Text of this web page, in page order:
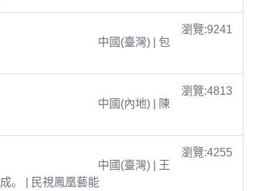
瀏覽:9241
中國(臺灣) | 包
瀏覽:4813
中國(內地) | 陳
瀏覽:4255
中國(臺灣) | 王
。 | 民視鳳凰藝能